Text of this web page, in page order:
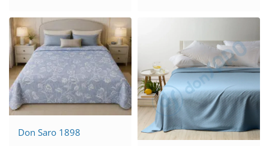
Don Saro 1898